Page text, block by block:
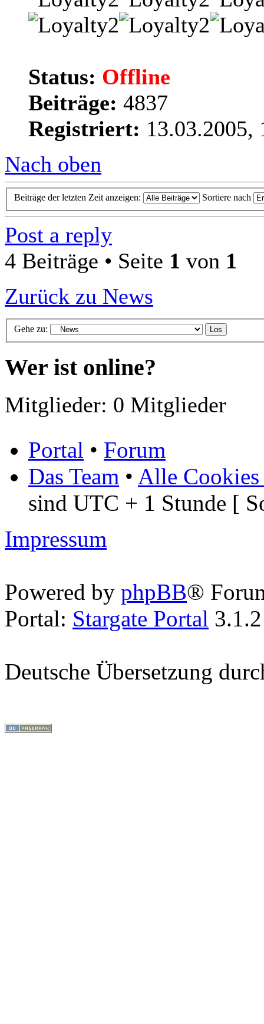
Status: Offline
Beiträge: 4837
Registriert: 13.03.2005,
Nach oben
Beiträge der letzten Zeit anzeigen: Sortiere nach
Post a reply
4 Beiträge • Seite 1 von 1
Zurück zu News
Gehe zu:
Wer ist online?
Mitglieder: 0 Mitglieder
Portal • Forum
Das Team • Alle Cookies
sind UTC + 1 Stunde [
Impressum
Powered by phpBB®
Portal: Stargate Portal
Deutsche Übersetzung